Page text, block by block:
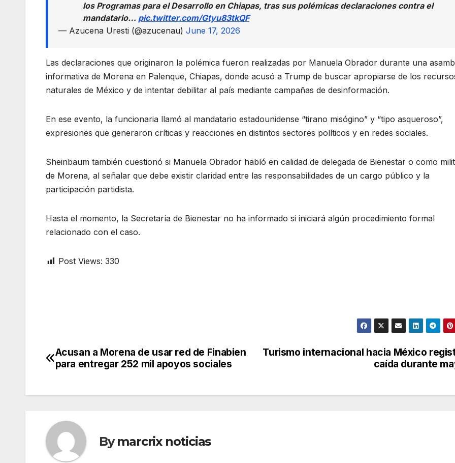
los Programas para el Desarrollo en Chiapas, tras sus polémicas declaraciones contra el
mandatario… pic.twitter.com/Gtyu83tkQF
— Azucena Uresti (@azucenau) June 17, 2026
Las declaraciones que originaron la polémica fueron realizadas por Manuela Obrador durante una
informativa de Morena en Palenque, Chiapas, donde acusó a Trump de buscar apropiarse de los
naturales de México y de intentar debilitar al país mediante campañas de desinformación.
En ese evento, la funcionaria llamó al mandatario estadounidense “tirano misógino” y “tipo asqueroso”,
expresiones que generaron críticas y reacciones en distintos sectores políticos y en redes sociales.
Sheinbaum también cuestionó si Manuela Obrador habló en calidad de delegada de Bienestar o como
de Morena, al señalar que debe existir claridad entre las responsabilidades de un cargo público y la
participación partidista.
Hasta el momento, la Secretaría de Bienestar no ha informado si iniciará algún procedimiento formal
relacionado con el caso.
Post Views: 330
Post
Turismo internacional hacia México
caída durante
Acusan a Morena de usar red de Finabien
para entregar 252 mil apoyos sociales
Bymarcrix noticias